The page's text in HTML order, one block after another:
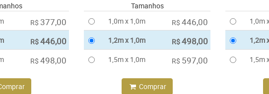
R$ 377,00
R$446,00
R$ 498,00
Tamanhos
1,0m x 1,0m
R$ 446,00
1,2m x 1,0m R$498,00
1,5m x 1,0m R$ 597,00
Comprar
1,0m
1,2m
1,5m